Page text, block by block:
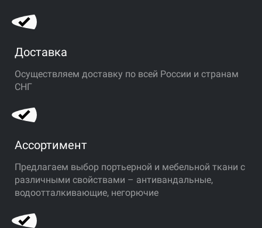
Доставка
Осуществляем доставку по всей России и странам
СНГ
Ассортимент
Предлагаем выбор портьерной и мебельной ткани с
различными свойствами – антивандальные,
водоотталкивающие, негорючие